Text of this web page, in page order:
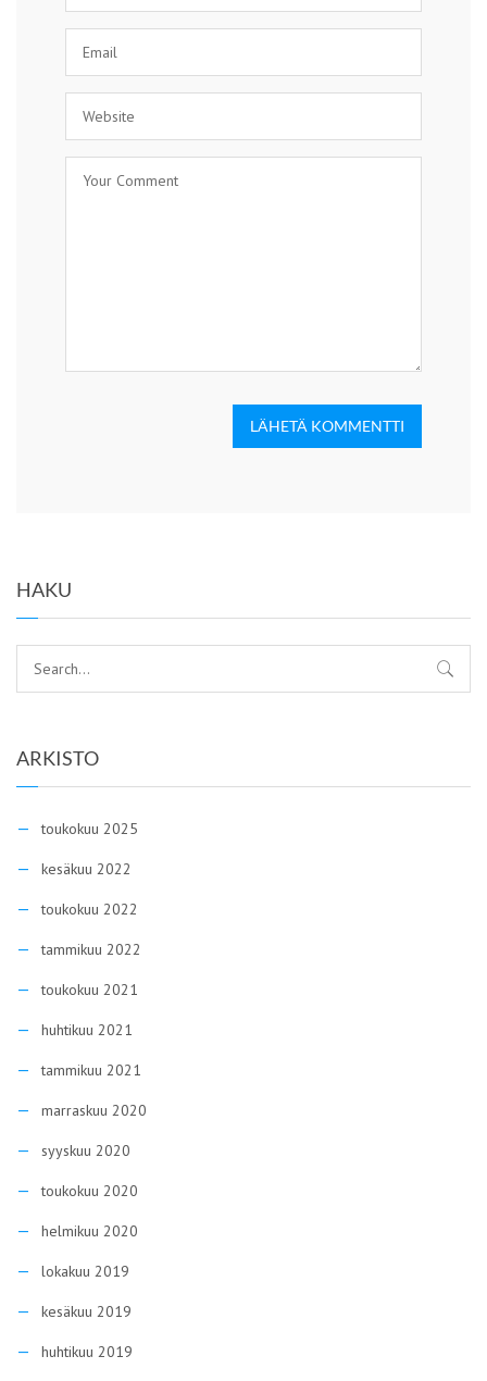
LÄHETÄ KOMMENTTI
HAKU
ARKISTO
toukokuu 2025
kesäkuu 2022
toukokuu 2022
tammikuu 2022
toukokuu 2021
huhtikuu 2021
tammikuu 2021
marraskuu 2020
syyskuu 2020
toukokuu 2020
helmikuu 2020
lokakuu 2019
kesäkuu 2019
huhtikuu 2019